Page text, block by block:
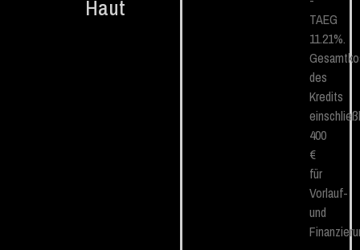
Haut
TAEG
11.21%.
des
Kredits
400
€
für
Vorlauf-
und